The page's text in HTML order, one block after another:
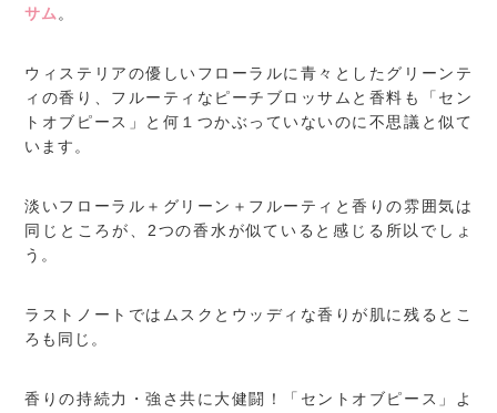
サム 。
ウィステリアの優しいフローラルに青々としたグリーンテ
ィの香り、フルーティなピーチブロッサムと香料も「セン
トオブピース」と何１つかぶっていないのに不思議と似て
います。
淡いフローラル＋グリーン＋フルーティと香りの雰囲気は
同じところが、2つの香水が似ていると感じる所以でしょ
う。
ラストノートではムスクとウッディな香りが肌に残るとこ
ろも同じ。
香りの持続力・強さ共に大健闘！「セントオブピース」よ